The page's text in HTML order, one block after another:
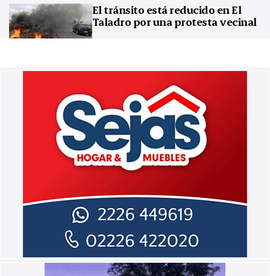
El tránsito está reducido en El
Taladro por una protesta vecinal